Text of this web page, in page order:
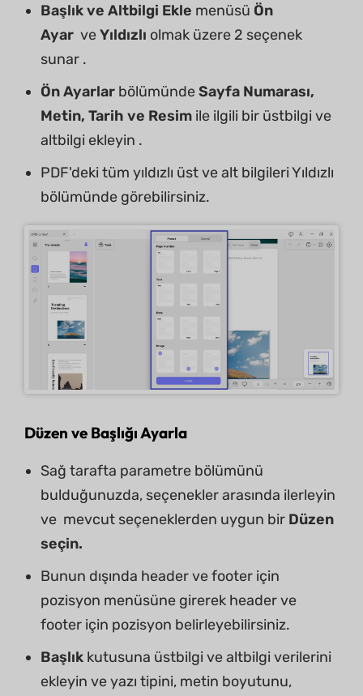
Başlık ve Altbilgi Ekle menüsü Ön
Ayar veYıldızlı olmak üzere 2 seçenek
sunar .
Ön Ayarlar bölümündeSayfa Numarası,
Metin, Tarih ve Resim ile ilgili bir üstbilgi ve
altbilgi ekleyin .
PDF'deki tüm yıldızlı üst ve alt bilgileri Yıldızlı
bölümünde görebilirsiniz.
Düzen ve Başlığı Ayarla
Sağ tarafta parametre bölümünü
bulduğunuzda, seçenekler arasında ilerleyin
ve mevcut seçeneklerden uygun bir Düzen
seçin.
Bunun dışında header ve footer için
pozisyon menüsüne girerek header ve
footer için pozisyon belirleyebilirsiniz.
Başlık kutusuna üstbilgi ve altbilgi verilerini
ekleyin ve yazı tipini, metin boyutunu,